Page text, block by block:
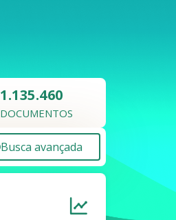
1.135.460
DOCUMENTOS
Busca avançada